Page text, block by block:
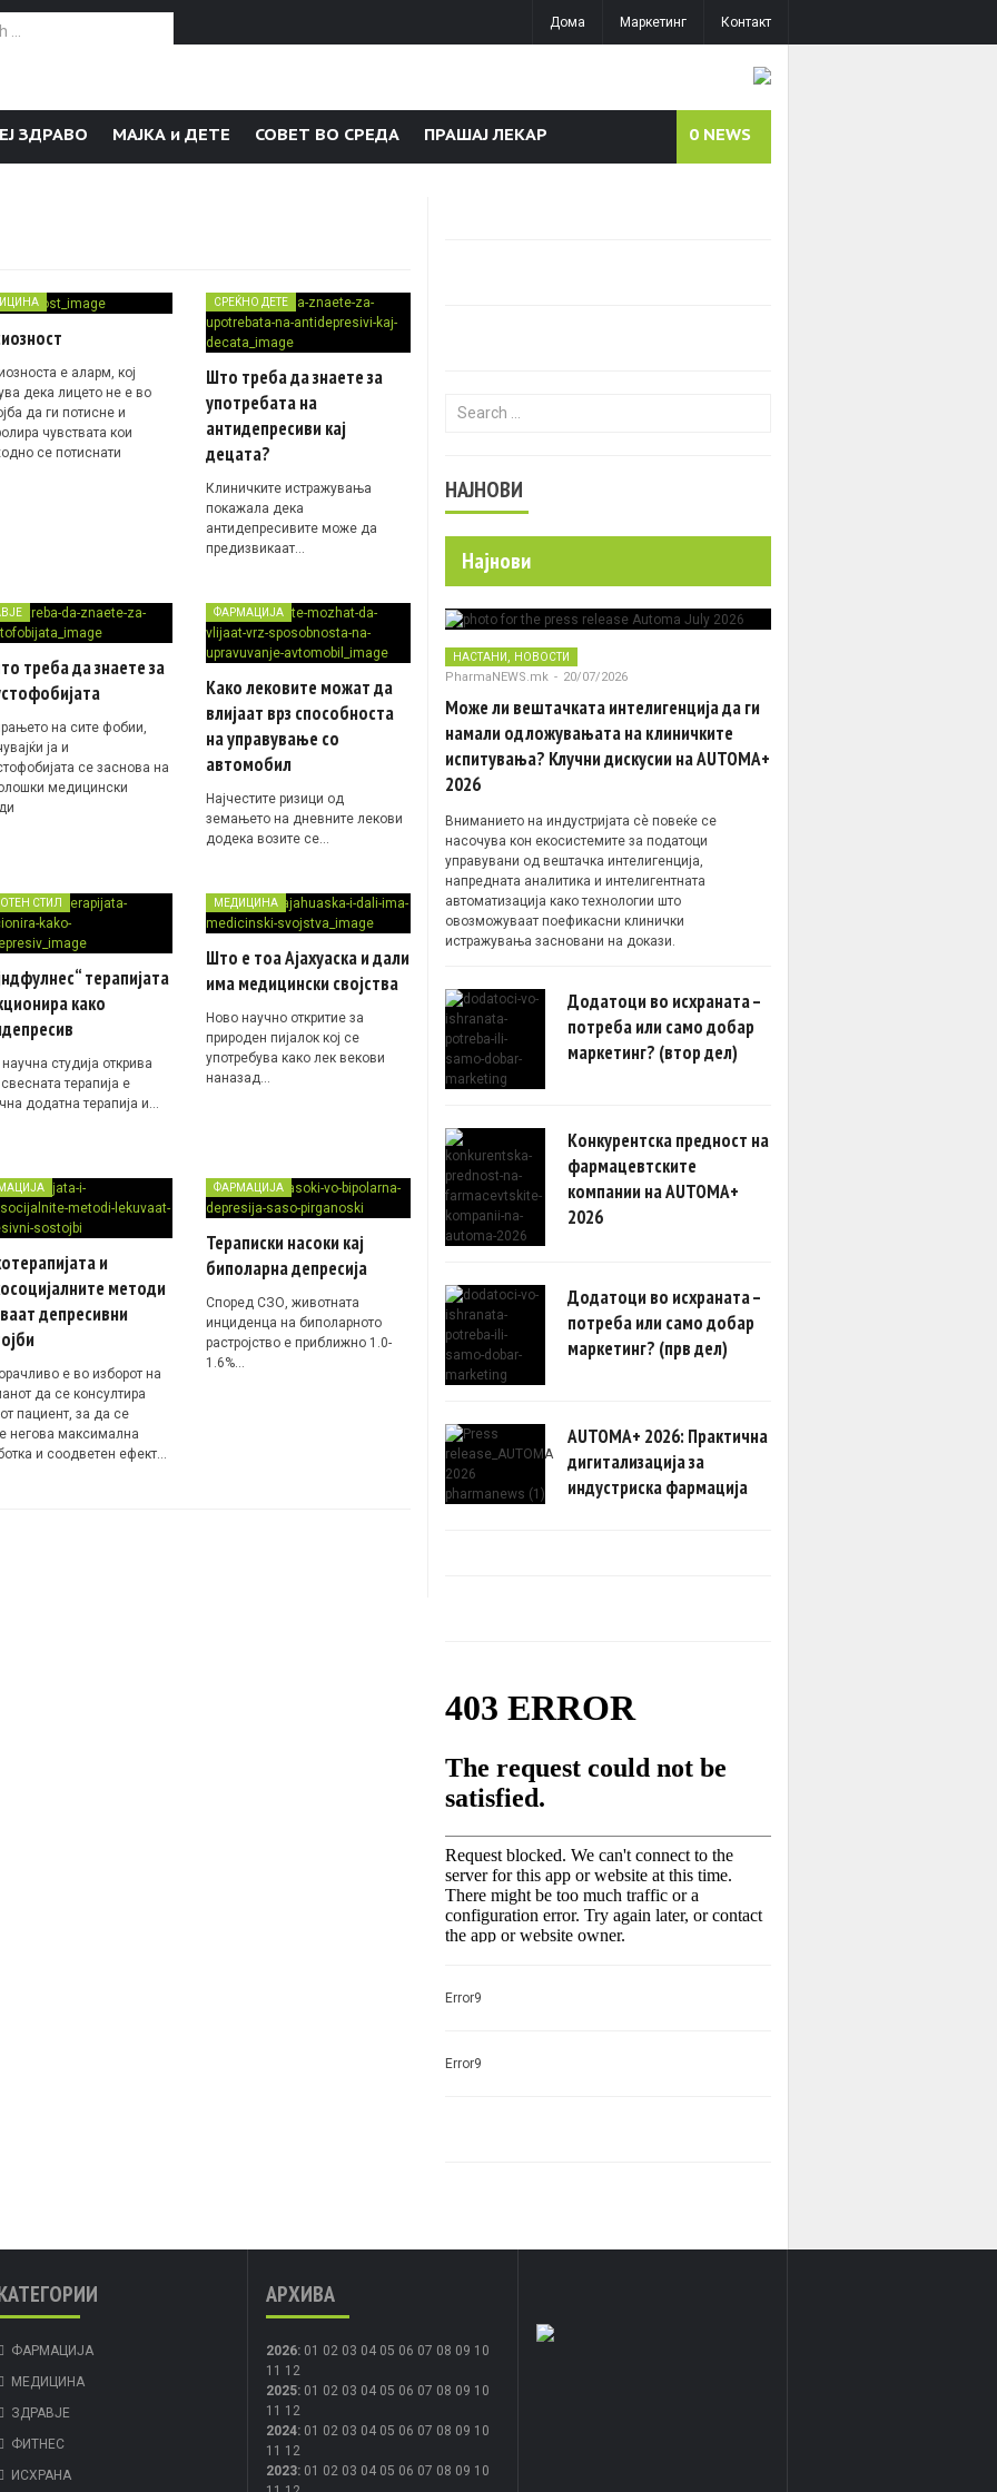
Дома Маркетинг Контакт
ЗДРАВО МАЈКА и ДЕТЕ СОВЕТ ВО СРЕДА ПРАШАЈ ЛЕКАР 0 NEWS
е аларм, кој
дека лицето не е во
да ги потисне и
чувствата кои
се потиснати
СРЕЌНО ДЕТЕ
Што треба да знаете за
употребата на
антидепресиви кај
децата?
Клиничките истражувања
покажала дека
антидепресивите може да
предизвикаат…
треба да знаете за
на сите фобии,
ја и
се заснова на
медицински
ФАРМАЦИЈА
Како лековите можат да
влијаат врз способноста
на управување со
автомобил
Најчестите ризици од
земањето на дневните лекови
додека возите се…
СТИЛ
терапијата
како
студија открива
терапија е
додатна терапија и…
МЕДИЦИНА
Што е тоа Ајахуаска и дали
има медицински својства
Ново научно откритие за
природен пијалок кој се
употребува како лек векови
наназад…
и
методи
депресивни
е во изборот на
да се консултира
пациент, за да се
негова максимална
и соодветен ефект…
ФАРМАЦИЈА
Тераписки насоки кај
биполарна депресија
Според СЗО, животната
инциденца на биполарното
растројство е приближно 1.0-
1.6%…
Search for:
НАЈНОВИ
Најнови
НАСТАНИ НОВОСТИ
PharmaNEWS.mk - 20/07/2026
Може ли вештачката интелигенција да ги
намали одложувањата на клиничките
испитувања? Клучни дискусии на AUTOMA+
2026
Вниманието на индустријата сè повеќе се
насочува кон екосистемите за податоци
управувани од вештачка интелигенција,
напредната аналитика и интелигентната
автоматизација како технологии што
овозможуваат поефикасни клинички
истражувања засновани на докази.
Додатоци во исхраната –
потреба или само добар
маркетинг? (втор дел)
Конкурентска предност на
фармацевтските
компании на AUTOMA+
2026
Додатоци во исхраната –
потреба или само добар
маркетинг? (прв дел)
AUTOMA+ 2026: Практична
дигитализација за
индустриска фармација
Error9
Error9
ФАРМАЦИЈА
МЕДИЦИНА
ЗДРАВЈЕ
ФИТНЕС
ИСХРАНА
АРХИВА
2026: 01 02 03 04 05 06 07 08 09 10
11 12
2025: 01 02 03 04 05 06 07 08 09 10
11 12
2024: 01 02 03 04 05 06 07 08 09 10
11 12
2023: 01 02 03 04 05 06 07 08 09 10